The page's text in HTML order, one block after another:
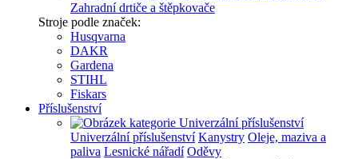
Zahradní drtiče a štěpkovače
Stroje podle značek:
Husqvarna
DAKR
Gardena
STIHL
Fiskars
Příslušenství
Univerzální příslušenství Kanystry Oleje, maziva a
paliva Lesnické nářadí Oděvy